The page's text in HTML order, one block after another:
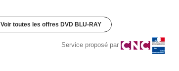
Voir toutes les offres DVD BLU-RAY
Service proposé par